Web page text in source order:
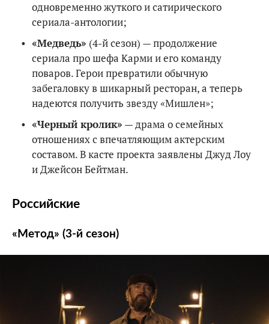
одновременно жуткого и сатирического
сериала-антологии;
«Медведь» (4-й сезон) — продолжение
сериала про шефа Карми и его команду
поваров. Герои превратили обычную
забегаловку в шикарный ресторан, а теперь
надеются получить звезду «Мишлен»;
«Черный кролик» — драма о семейных
отношениях с впечатляющим актерским
составом. В касте проекта заявлены Джуд Лоу
и Джейсон Бейтман.
Российские
«Метод» (3-й сезон)